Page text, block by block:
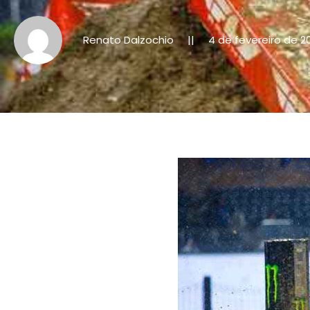
Renato Dalzochio || 4 de fevereiro de